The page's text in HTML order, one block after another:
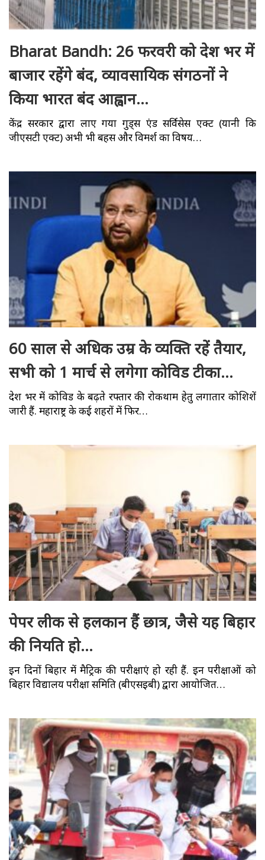
Bharat Bandh: 26 फरवरी को देश भर में
बाजार रहेंगे बंद, व्यावसायिक संगठनों ने
किया भारत बंद आह्वान…
केंद्र सरकार द्वारा लाए गया गुड्स एंड सर्विसेस एक्ट (यानी कि
जीएसटी एक्ट) अभी भी बहस और विमर्श का विषय…
60 साल से अधिक उम्र के व्यक्ति रहें तैयार,
सभी को 1 मार्च से लगेगा कोविड टीका…
देश भर में कोविड के बढ़ते रफ्तार की रोकथाम हेतु लगातार कोशिशें
जारी हैं. महाराष्ट्र के कई शहरों में फिर…
पेपर लीक से हलकान हैं छात्र, जैसे यह बिहार
की नियति हो…
इन दिनों बिहार में मैट्रिक की परीक्षाएं हो रही हैं. इन परीक्षाओं को
बिहार विद्यालय परीक्षा समिति (बीएसइबी) द्वारा आयोजित…